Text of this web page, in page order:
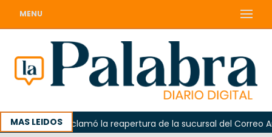
MENU
MAS LEIDOS
Odarda reclamó la reapertura de la sucursal del Correo